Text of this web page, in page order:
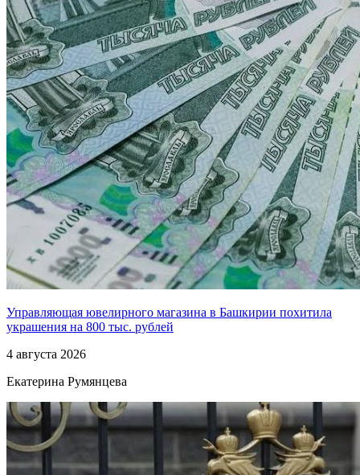
Управляющая ювелирного магазина в Башкирии похитила
украшения на 800 тыс. рублей
4 августа 2026
Екатерина Румянцева